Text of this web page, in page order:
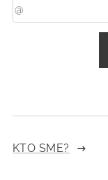
KTO SME?